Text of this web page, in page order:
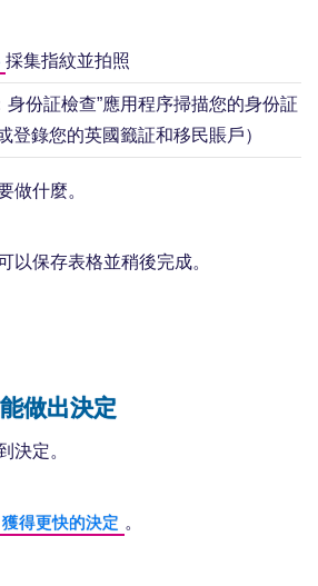
採集指紋並拍照
身份証檢查”應用程序掃描您的身份証
登錄您的英國籤証和移民賬戶）
做什麼。
以保存表格並稍後完成。
做出決定
決定。
獲得更快的決定 。